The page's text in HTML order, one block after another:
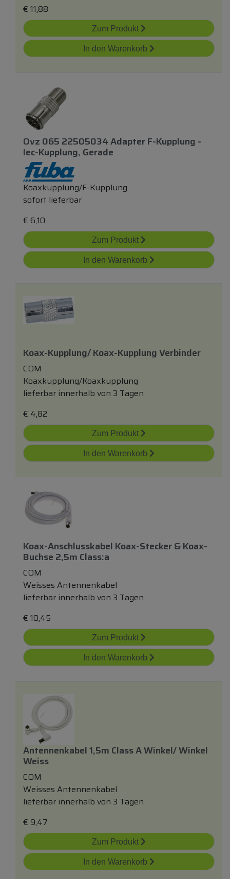
€ 11,88
Zum Produkt
In den Warenkorb
Ovz 065 22505034 Adapter F-Kupplung -
Iec-Kupplung, Gerade
Koaxkupplung/F-Kupplung
sofort lieferbar
€ 6,10
Zum Produkt
In den Warenkorb
Koax-Kupplung/ Koax-Kupplung Verbinder
COM
Koaxkupplung/Koaxkupplung
lieferbar innerhalb von 3 Tagen
€ 4,82
Zum Produkt
In den Warenkorb
Koax-Anschlusskabel Koax-Stecker & Koax-
Buchse 2,5m Class:a
COM
Weisses Antennenkabel
lieferbar innerhalb von 3 Tagen
€ 10,45
Zum Produkt
In den Warenkorb
Antennenkabel 1,5m Class A Winkel/ Winkel
Weiss
COM
Weisses Antennenkabel
lieferbar innerhalb von 3 Tagen
€ 9,47
Zum Produkt
In den Warenkorb